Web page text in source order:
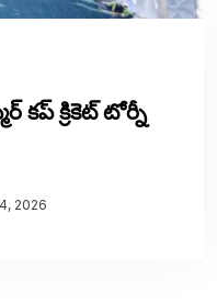
కప్ క్రికెట్ టోర్నీ
2026